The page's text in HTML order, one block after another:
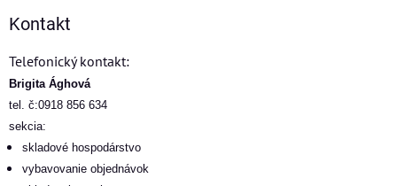
Kontakt
Telefonický kontakt:
Brigita Ághová
tel. č:0918 856 634
sekcia:
skladové hospodárstvo
vybavovanie objednávok